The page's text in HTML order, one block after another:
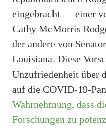
eingebracht — einer
Cathy McMorris
der andere von
Louisiana. Diese
Unzufriedenheit über
auf die COVID-19-
Wahrnehmung, dass
Forschungen zu